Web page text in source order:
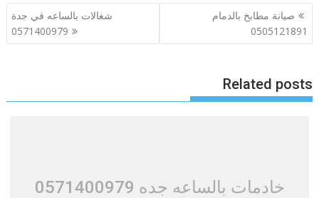
تصفّح
المقالات
صيانة مطابخ بالدمام
0505121891
شغالات بالساعه في جدة
0571400979
Related posts
خادمات بالساعه جده 0571400979